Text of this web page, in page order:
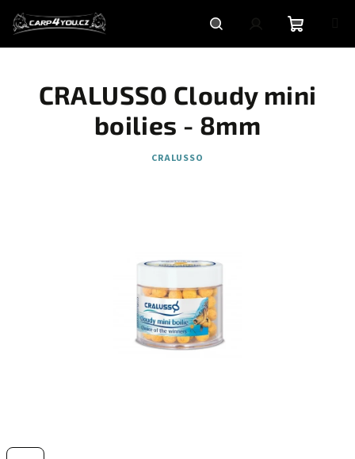
obsah
HledatPřihlášeníNákupní
košík
CRALUSSO Cloudy mini
boilies - 8mm
CRALUSSO